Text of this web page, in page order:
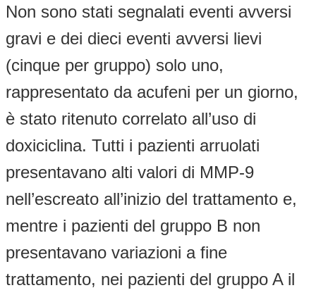
Non sono stati segnalati eventi avversi
gravi e dei dieci eventi avversi lievi
(cinque per gruppo) solo uno,
rappresentato da acufeni per un giorno,
è stato ritenuto correlato all’uso di
doxiciclina. Tutti i pazienti arruolati
presentavano alti valori di MMP-9
nell’escreato all’inizio del trattamento e,
mentre i pazienti del gruppo B non
presentavano variazioni a fine
trattamento, nei pazienti del gruppo A il